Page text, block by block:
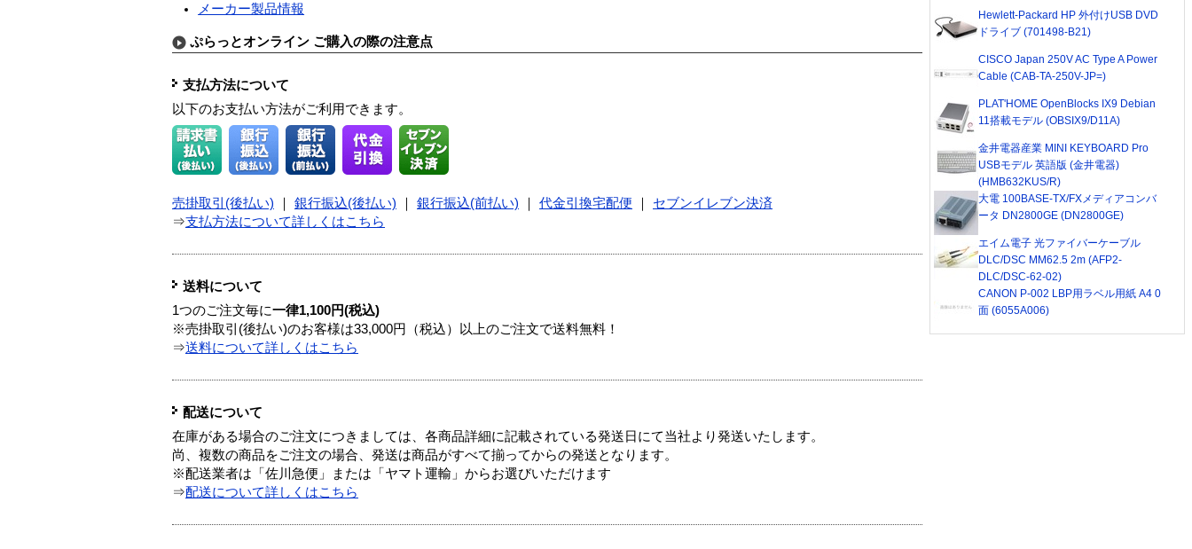
メーカー製品情報
ぷらっとオンライン ご購入の際の注意点
支払方法について
以下のお支払い方法がご利用できます。
売掛取引(後払い) 銀行振込(後払い) 銀行振込(前払い) 代金引換宅配便
セブンイレブン決済
⇒支払方法について詳しくはこちら
送料について
1つのご注文毎に一律1,100円(税込)
※売掛取引(後払い)のお客様は33,000円（税込）以上のご注文で送料無料！
⇒送料について詳しくはこちら
配送について
在庫がある場合のご注文につきましては、各商品詳細に記載されている発送日にて当社より発送いたします。
尚、複数の商品をご注文の場合、発送は商品がすべて揃ってからの発送となります。
※配送業者は「佐川急便」または「ヤマト運輸」からお選びいただけます
⇒配送について詳しくはこちら
Hewlett-Packard HP 外付けUSB DVD
ドライブ (701498-B21)
CISCO Japan 250V AC Type A Power
Cable (CAB-TA-250V-JP=)
PLAT'HOME OpenBlocks IX9 Debian
11搭載モデル (OBSIX9/D11A)
金井電器産業 MINI KEYBOARD Pro
USBモデル 英語版 (金井電器)
(HMB632KUS/R)
大電 100BASE-TX/FXメディアコンバ
ータ DN2800GE (DN2800GE)
エイム電子 光ファイバーケーブル
DLC/DSC MM62.5 2m (AFP2-
DLC/DSC-62-02)
CANON P-002 LBP用ラベル用紙 A4 0
面 (6055A006)